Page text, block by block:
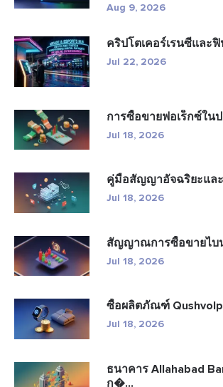
Aug 9, 2026
คริปโตเคอร์เรนซีและฟิ
Jul 22, 2026
การซื้อขายฟอเร็กซ์ในป
Jul 18, 2026
คู่มือสัญญาอัจฉริยะแล
Jul 18, 2026
สัญญาณการซื้อขายไบ
Jul 18, 2026
ซื้อผลิตภัณฑ์
Jul 18, 2026
ธนาคาร Allahabad
ก�...